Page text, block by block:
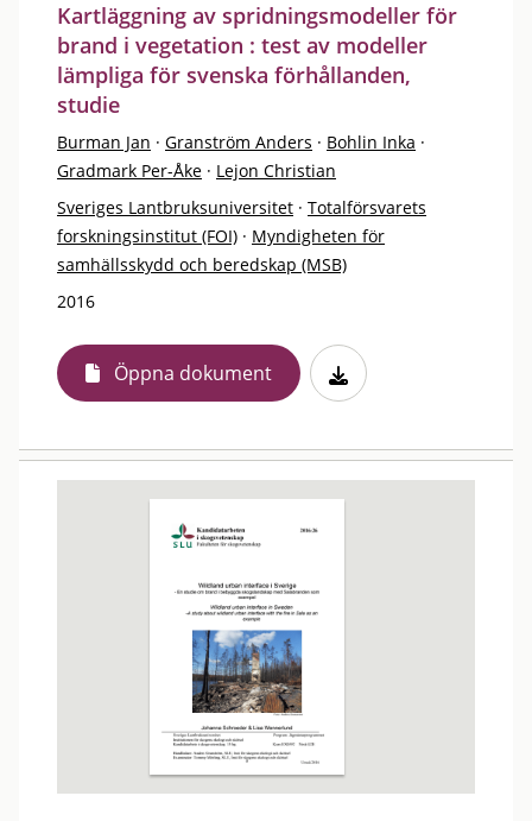
Kartläggning av spridningsmodeller för
brand i vegetation : test av modeller
lämpliga för svenska förhållanden,
studie
Burman Jan · Granström Anders · Bohlin Inka ·
Gradmark Per-Åke · Lejon Christian
Sveriges Lantbruksuniversitet · Totalförsvarets
forskningsinstitut (FOI) · Myndigheten för
samhällsskydd och beredskap (MSB)
2016
Öppna dokument